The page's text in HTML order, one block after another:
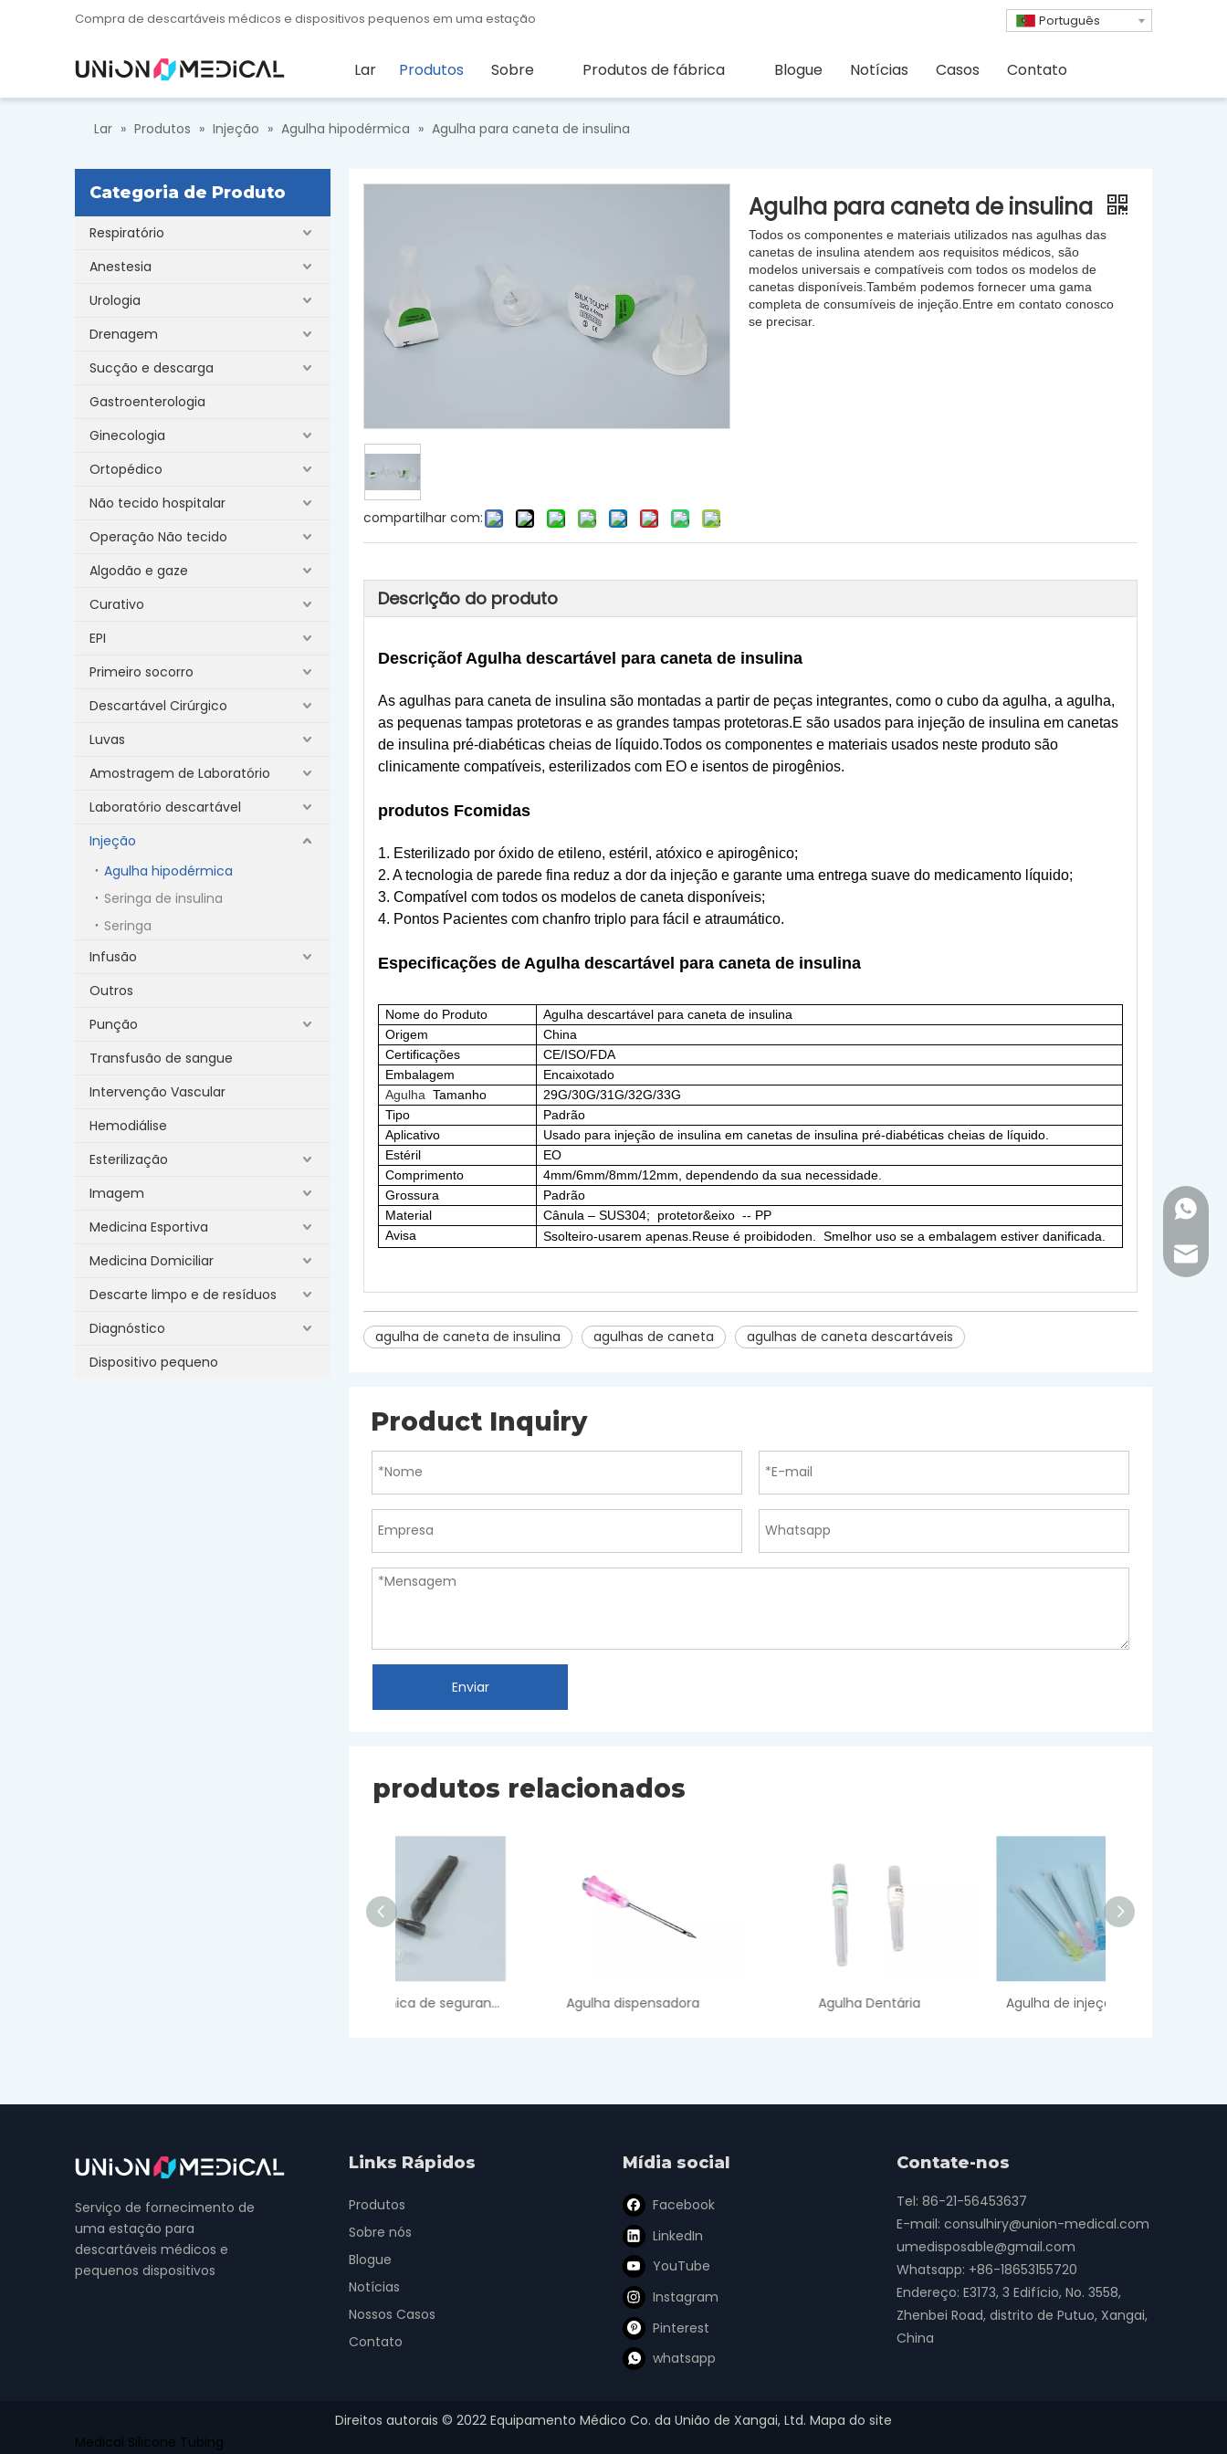
Compra de descartáveis ​​​​médicos e dispositivos pequenos em uma estação Português
Lar Produtos Sobre Produtos de fábrica Blogue Notícias Casos Contato
Lar » Produtos » Injeção » Agulha hipodérmica » Agulha para caneta de insulina
Categoria de Produto
Respiratório
Anestesia
Urologia
Drenagem
Sucção e descarga
Gastroenterologia
Ginecologia
Ortopédico
Não tecido hospitalar
Operação Não tecido
Algodão e gaze
Curativo
EPI
Primeiro socorro
Descartável Cirúrgico
Luvas
Amostragem de Laboratório
Laboratório descartável
Injeção
Agulha hipodérmica
Seringa de insulina
Seringa
Infusão
Outros
Punção
Transfusão de sangue
Intervenção Vascular
Hemodiálise
Esterilização
Imagem
Medicina Esportiva
Medicina Domiciliar
Descarte limpo e de resíduos
Diagnóstico
Dispositivo pequeno
compartilhar com:
Agulha para caneta de insulina
Todos os componentes e materiais utilizados nas agulhas das
canetas de insulina atendem aos requisitos médicos, são
modelos universais e compatíveis com todos os modelos de
canetas disponíveis.Também podemos fornecer uma gama
completa de consumíveis de injeção.Entre em contato conosco
se precisar.
Descrição do produto
Descriçãof Agulha descartável para caneta de insulina
As agulhas para caneta de insulina são montadas a partir de peças integrantes, como o cubo da agulha, a agulha,
as pequenas tampas protetoras e as grandes tampas protetoras.E são usados ​​para injeção de insulina em canetas
de insulina pré-diabéticas cheias de líquido.Todos os componentes e materiais usados ​​neste produto são
clinicamente compatíveis, esterilizados com EO e isentos de pirogênios.
produtos Fcomidas
1. Esterilizado por óxido de etileno, estéril, atóxico e apirogênico;
2. A tecnologia de parede fina reduz a dor da injeção e garante uma entrega suave do medicamento líquido;
3. Compatível com todos os modelos de caneta disponíveis;
4. Pontos Pacientes com chanfro triplo para fácil e atraumático.
Especificações de Agulha descartável para caneta de insulina
Nome do Produto
Agulha descartável para caneta de insulina
Origem
China
Certificações
CE/ISO/FDA
Embalagem
Encaixotado
Agulha Tamanho
29G/30G/31G/32G/33G
Tipo
Padrão
Aplicativo
Usado para injeção de insulina em canetas de insulina pré-diabéticas cheias de líquido.
Estéril
EO
Comprimento
4mm/6mm/8mm/12mm, dependendo da sua necessidade.
Grossura
Padrão
Material
Cânula – SUS304; protetor&eixo -- PP
Avisa
Ssolteiro-usarem apenas .Reuse é proibidoden. Smelhor uso se a embalagem estiver danificada
agulha de caneta de insulina agulhas de caneta agulhas de caneta descartáveis
Product Inquiry
Enviar
produtos relacionados
Agulha dispensadora Agulha Dentária Agulha de injeção hipodérmica
Serviço de fornecimento de
uma estação para
descartáveis ​​médicos e
pequenos dispositivos
Links Rápidos
Produtos
Sobre nós
Blogue
Notícias
Nossos Casos
Contato
Mídia social
Facebook
LinkedIn
YouTube
Instagram
Pinterest
whatsapp
Contate-nos
Tel: 86-21-56453637
E-mail: consulhiry@union-medical.com
umedisposable@gmail.com
Whatsapp: +86-18653155720
Endereço: E3173, 3 Edifício, No. 3558,
Zhenbei Road, distrito de Putuo, Xangai,
China
Direitos autorais © 2022 Equipamento Médico Co. da União de Xangai, Ltd. Mapa do site
+86-
Medical Silicone Tubing